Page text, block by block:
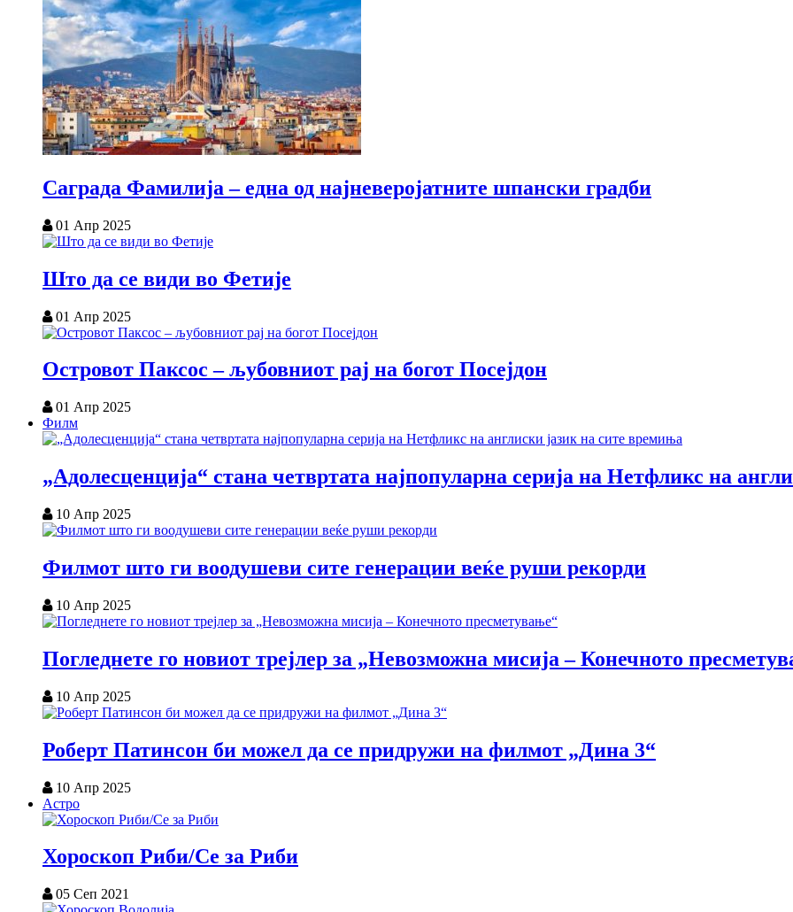
Саграда Фамилија – една од најневеројатните шпански градби
01 Апр 2025
Што да се види во Фетије
01 Апр 2025
Островот Паксос – љубовниот рај на богот Посејдон
01 Апр 2025
Филм
„Адолесценција“ стана четвртата најпопуларна серија на Нетфликс на
10 Апр 2025
Филмот што ги воодушеви сите генерации веќе руши рекорди
10 Апр 2025
Погледнете го новиот трејлер за „Невозможна мисија – Конечното
10 Апр 2025
Роберт Патинсон би можел да се придружи на филмот „Дина 3“
10 Апр 2025
Астро
Хороскоп Риби/Се за Риби
05 Сеп 2021